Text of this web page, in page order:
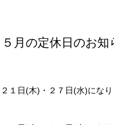
月の定休日のお知
１日(木)・２７日(水)にな